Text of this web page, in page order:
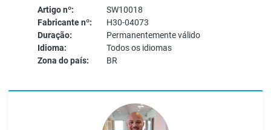
Artigo nº:
SW10018
Fabricante nº:
H30-04073
Duração:
Permanentemente válido
Idioma:
Todos os idiomas
Zona do país:
BR